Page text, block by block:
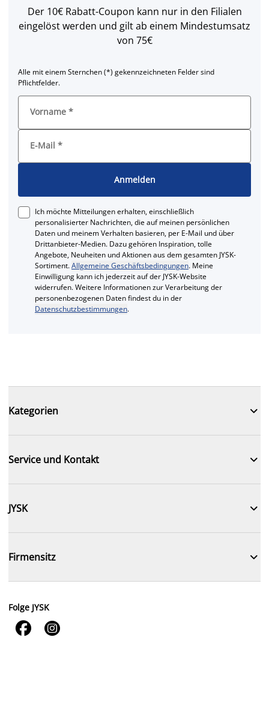
Der 10€ Rabatt-Coupon kann nur in den Filialen
eingelöst werden und gilt ab einem Mindestumsatz
von 75€
Alle mit einem Sternchen (*) gekennzeichneten Felder sind
Pflichtfelder.
Vorname *
E-Mail *
Anmelden
Ich möchte Mitteilungen erhalten, einschließlich
personalisierter Nachrichten, die auf meinen persönlichen
Daten und meinem Verhalten basieren, per E-Mail und über
Drittanbieter-Medien. Dazu gehören Inspiration, tolle
Angebote, Neuheiten und Aktionen aus dem gesamten JYSK-
Sortiment.Allgemeine Geschäftsbedingungen. Meine
Einwilligung kann ich jederzeit auf der JYSK-Website
widerrufen. Weitere Informationen zur Verarbeitung der
personenbezogenen Daten findest du in der
Datenschutzbestimmungen.
Kategorien 
Service und Kontakt 
JYSK 
Firmensitz 
Folge JYSK
 